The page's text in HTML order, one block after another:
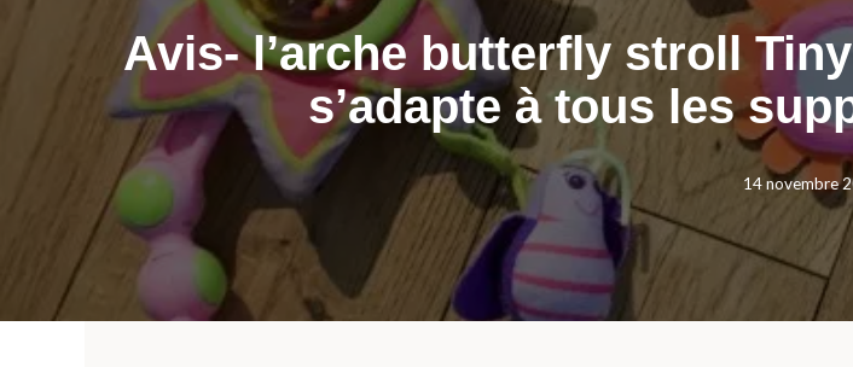
Avis- l’arche butterfly stroll
s’adapte à tous les
14 novembre